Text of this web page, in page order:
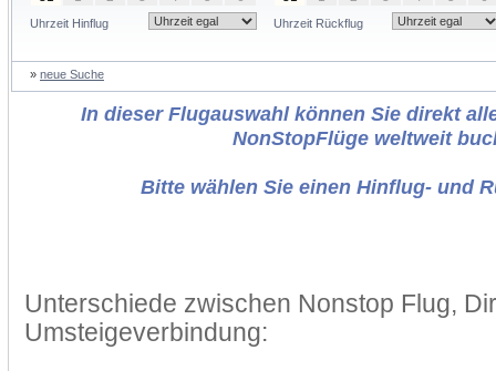
Uhrzeit Hinflug Uhrzeit Rückflug
» neue Suche
In dieser Flugauswahl können Sie direkt
NonStopFlüge weltweit
Bitte wählen Sie einen Hinflug- und
Unterschiede zwischen Nonstop Flug,
Umsteigeverbindung: